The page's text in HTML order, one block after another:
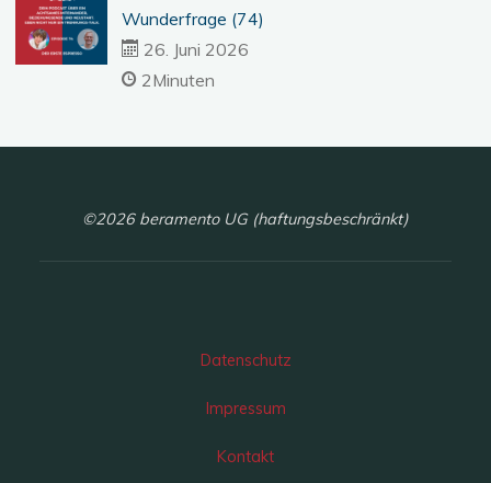
Wunderfrage (74)
26. Juni 2026
2Minuten
©2026 beramento UG (haftungsbeschränkt)
Datenschutz
Impressum
Kontakt